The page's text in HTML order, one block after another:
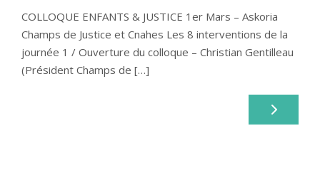
COLLOQUE ENFANTS & JUSTICE 1er Mars – Askoria
Champs de Justice et Cnahes Les 8 interventions de la
journée 1 / Ouverture du colloque – Christian Gentilleau
(Président Champs de […]